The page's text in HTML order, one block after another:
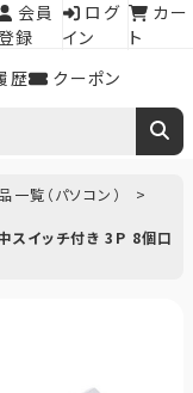
歴 クーポン
会員
録
ログ
イン
カー
ト
一覧（パソコン）
スイッチ付き 3P 8個口